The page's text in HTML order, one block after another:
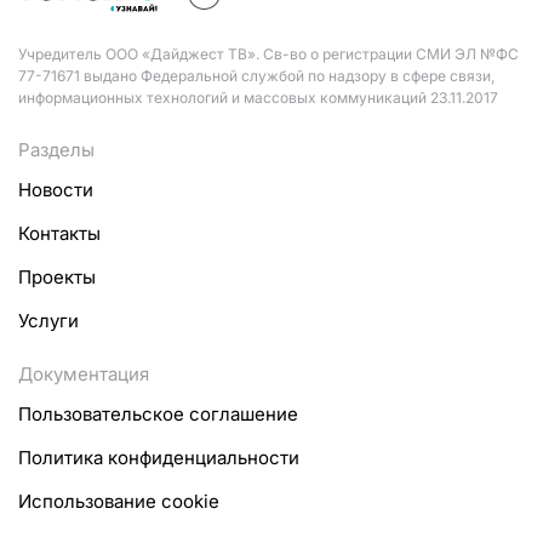
Учредитель ООО «Дайджест ТВ». Св-во о регистрации СМИ ЭЛ №ФС
77-71671 выдано Федеральной службой по надзору в сфере связи,
информационных технологий и массовых коммуникаций 23.11.2017
Разделы
Новости
Контакты
Проекты
Услуги
Документация
Пользовательское соглашение
Политика конфиденциальности
Использование cookie